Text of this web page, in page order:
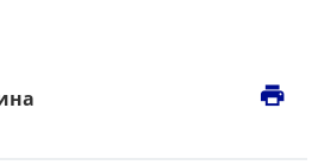
print